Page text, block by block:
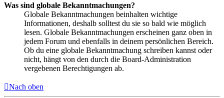
Was sind globale Bekanntmachungen?
Globale Bekanntmachungen beinhalten wichtige
Informationen, deshalb solltest du sie so bald wie möglich
lesen. Globale Bekanntmachungen erscheinen ganz oben in
jedem Forum und ebenfalls in deinem persönlichen Bereich.
Ob du eine globale Bekanntmachung schreiben kannst oder
nicht, hängt von den durch die Board-Administration
vergebenen Berechtigungen ab.
Nach oben